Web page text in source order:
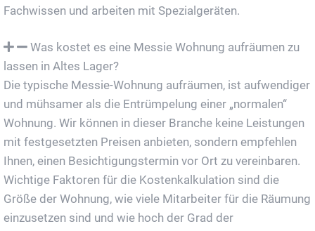
Fachwissen und arbeiten mit Spezialgeräten.
Was kostet es eine Messie Wohnung aufräumen zu
lassen in Altes Lager?
Die typische Messie-Wohnung aufräumen, ist aufwendiger
und mühsamer als die Entrümpelung einer „normalen“
Wohnung. Wir können in dieser Branche keine Leistungen
mit festgesetzten Preisen anbieten, sondern empfehlen
Ihnen, einen Besichtigungstermin vor Ort zu vereinbaren.
Wichtige Faktoren für die Kostenkalkulation sind die
Größe der Wohnung, wie viele Mitarbeiter für die Räumung
einzusetzen sind und wie hoch der Grad der